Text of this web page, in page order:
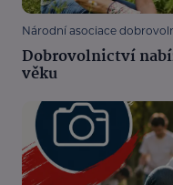
Národní asociace
Dobrovolnictví
věku